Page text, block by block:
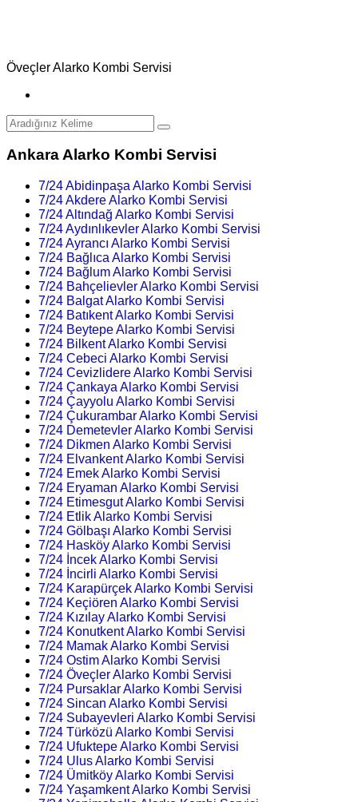
Öveçler Alarko Kombi Servisi
Ankara Alarko Kombi Servisi
7/24 Abidinpaşa Alarko Kombi Servisi
7/24 Akdere Alarko Kombi Servisi
7/24 Altındağ Alarko Kombi Servisi
7/24 Aydınlıkevler Alarko Kombi Servisi
7/24 Ayrancı Alarko Kombi Servisi
7/24 Bağlıca Alarko Kombi Servisi
7/24 Bağlum Alarko Kombi Servisi
7/24 Bahçelievler Alarko Kombi Servisi
7/24 Balgat Alarko Kombi Servisi
7/24 Batıkent Alarko Kombi Servisi
7/24 Beytepe Alarko Kombi Servisi
7/24 Bilkent Alarko Kombi Servisi
7/24 Cebeci Alarko Kombi Servisi
7/24 Cevizlidere Alarko Kombi Servisi
7/24 Çankaya Alarko Kombi Servisi
7/24 Çayyolu Alarko Kombi Servisi
7/24 Çukurambar Alarko Kombi Servisi
7/24 Demetevler Alarko Kombi Servisi
7/24 Dikmen Alarko Kombi Servisi
7/24 Elvankent Alarko Kombi Servisi
7/24 Emek Alarko Kombi Servisi
7/24 Eryaman Alarko Kombi Servisi
7/24 Etimesgut Alarko Kombi Servisi
7/24 Etlik Alarko Kombi Servisi
7/24 Gölbaşı Alarko Kombi Servisi
7/24 Hasköy Alarko Kombi Servisi
7/24 İncek Alarko Kombi Servisi
7/24 İncirli Alarko Kombi Servisi
7/24 Karapürçek Alarko Kombi Servisi
7/24 Keçiören Alarko Kombi Servisi
7/24 Kızılay Alarko Kombi Servisi
7/24 Konutkent Alarko Kombi Servisi
7/24 Mamak Alarko Kombi Servisi
7/24 Ostim Alarko Kombi Servisi
7/24 Öveçler Alarko Kombi Servisi
7/24 Pursaklar Alarko Kombi Servisi
7/24 Sincan Alarko Kombi Servisi
7/24 Subayevleri Alarko Kombi Servisi
7/24 Türközü Alarko Kombi Servisi
7/24 Ufuktepe Alarko Kombi Servisi
7/24 Ulus Alarko Kombi Servisi
7/24 Ümitköy Alarko Kombi Servisi
7/24 Yaşamkent Alarko Kombi Servisi